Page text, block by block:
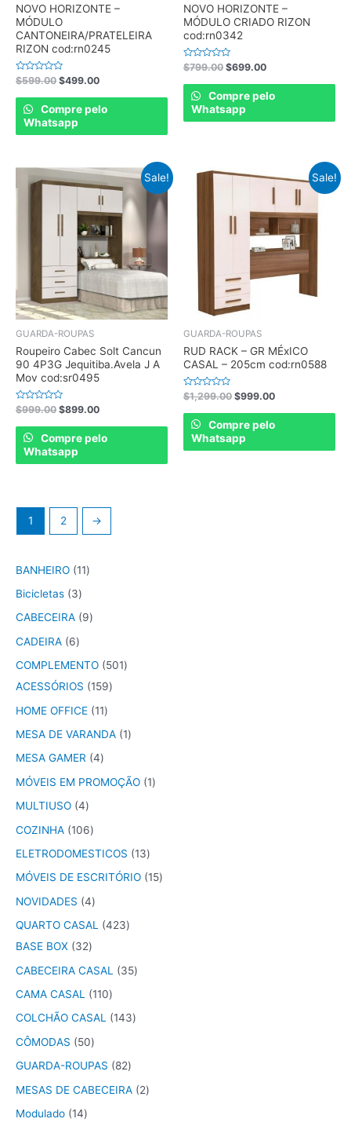
NOVO HORIZONTE –
MÓDULO
CANTONEIRA/PRATELEIRA
RIZON cod:rn0245
Rated
0
out
$599.00 $499.00
Compre pelo
Whatsapp
NOVO HORIZONTE –
MÓDULO CRIADO RIZON
cod:rn0342
Rated
0
out
$799.00 $699.00
Compre pelo
Whatsapp
Sale!
GUARDA-ROUPAS
Roupeiro Cabec Solt Cancun
90 4P3G Jequitiba.Avela J A
Mov cod:sr0495
Rated
0
out
$999.00 $899.00
Compre pelo
Whatsapp
Sale!
GUARDA-ROUPAS
RUD RACK – GR MÉxICO
CASAL – 205cm cod:rn0588
Rated
0
out
$1,299.00 $999.00
Compre pelo
Whatsapp
1 2 →
BANHEIRO 11
Bicicletas
3
CABECEIRA
9
CADEIRA
6
COMPLEMENTO
501
ACESSÓRIOS
159
HOME OFFICE 11
MESA DE VARANDA 1
MESA GAMER
4
MÓVEIS EM PROMOÇÃO 1
MULTIUSO 4
COZINHA 106
ELETRODOMESTICOS
13
MÓVEIS DE ESCRITÓRIO 15
NOVIDADES
4
QUARTO CASAL
423
BASE BOX
32
CABECEIRA CASAL
35
CAMA CASAL
110
COLCHÃO CASAL
143
CÔMODAS
50
GUARDA-ROUPAS
82
MESAS DE CABECEIRA
2
Modulado 14